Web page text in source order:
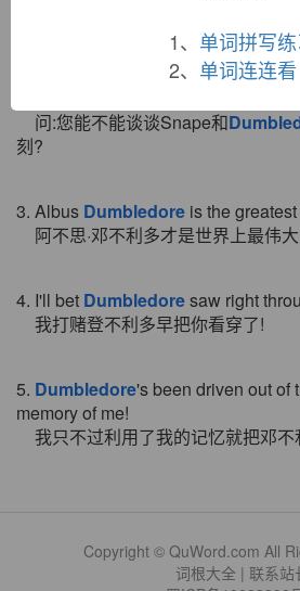
2. What, if anything , can you say
问:您能不能谈谈Snape和
刻?
3. Albus Dumbledore is the
阿不思·邓不利多才是世界上最伟
4. I'll bet Dumbledoresaw right
我打赌登不利多早把你看穿了!
5. Dumbledore's been driven out of
memory of me!
我只不过利用了我的记忆就把邓
Copyright © QuWord.com All
词根大全 | 联系站
1、 单词拼写
2、 单词连连看